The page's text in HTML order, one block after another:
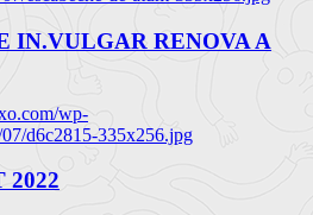
IN.VULGAR RENOVA A
wp-
d6c2815-335x256.jpg
2022